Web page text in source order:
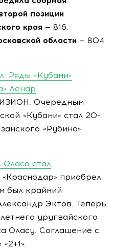
позиции
края — 816.
области — 804
Ряды «Кубани»
Ленар
Очередным
«Кубани» стал 20-
«Рубина»
стал
приобрел
был крайний
Эктов. Теперь
уругвайского
Оласу. Соглашение с